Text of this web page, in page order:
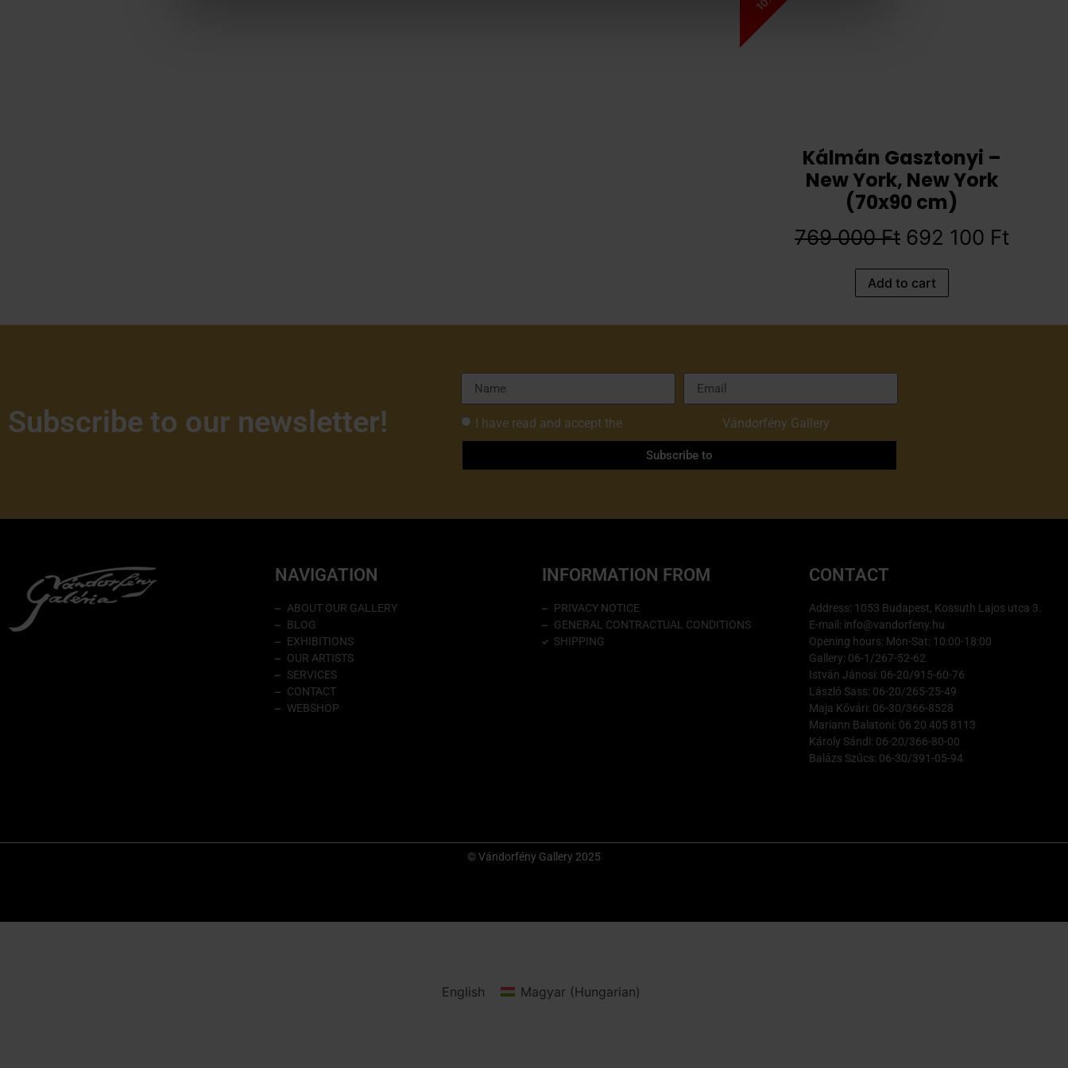
Kálmán Gasztonyi –
New York, New York
(70x90 cm)
769 000Ft 692 100 Ft
Add to cart
Subscribe to our newsletter! I have read and accept the Vándorfény Gallery
Subscribe to
NAVIGATION
ABOUT OUR GALLERY
BLOG
EXHIBITIONS
OUR ARTISTS
SERVICES
CONTACT
WEBSHOP
INFORMATION FROM
PRIVACY NOTICE
GENERAL CONTRACTUAL CONDITIONS
SHIPPING
CONTACT
Address: 1053 Budapest, Kossuth Lajos utca 3.
E-mail: info@vandorfeny.hu
Opening hours: Mon-Sat: 10:00-18:00
Gallery: 06-1/267-52-62
István Jánosi: 06-20/915-60-76
László Sass: 06-20/265-25-49
Maja Kővári: 06-30/366-8528
Mariann Balatoni: 06 20 405 8113
Károly Sándi: 06-20/366-80-00
Balázs Szűcs: 06-30/391-05-94
© Vándorfény Gallery 2025
English Magyar (Hungarian)